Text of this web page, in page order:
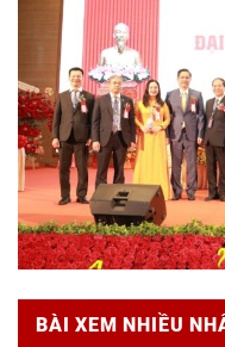
BÀI XEM NHIỀU